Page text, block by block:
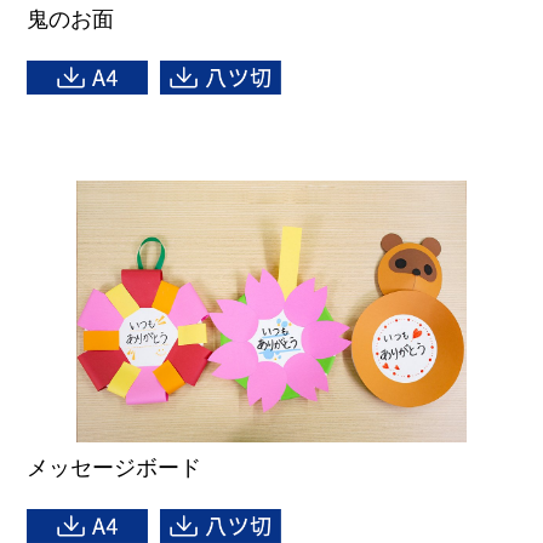
鬼のお面
メッセージボード